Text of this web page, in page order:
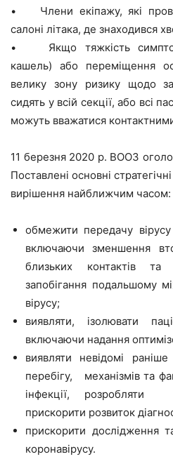
• Члени екіпажу, які
салоні літака, де знаходився
• Якщо тяжкість
кашель) або переміщення
велику зону ризику щодо
сидять у всій секції, або всі
можуть вважатися
11 березня 2020 р. ВООЗ
Поставлені основні
вирішення найближчим часом:
обмежити передачу
включаючи зменшення
близьких контактів та
запобігання подальшому
вірусу;
виявляти, ізолювати
включаючи надання
виявляти невідомі
перебігу, механізмів та
інфекції, розробляти
прискорити розвиток
прискорити дослідження
коронавірусу.